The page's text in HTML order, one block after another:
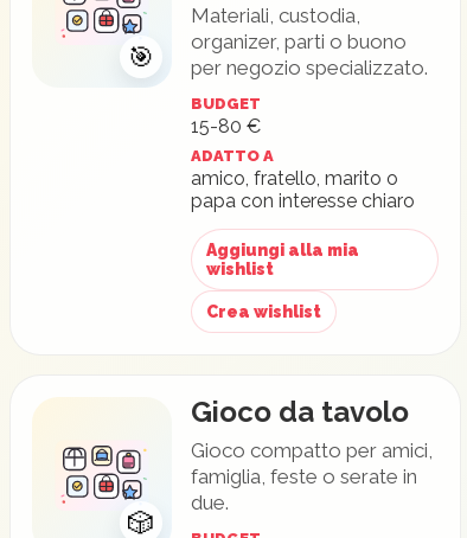
🎯
Materiali, custodia,
organizer, parti o buono
per negozio specializzato.
BUDGET
15-80 €
ADATTO A
amico, fratello, marito o
papa con interesse chiaro
Aggiungi alla mia
wishlist
Crea wishlist
🎲
Gioco da tavolo
Gioco compatto per amici,
famiglia, feste o serate in
due.